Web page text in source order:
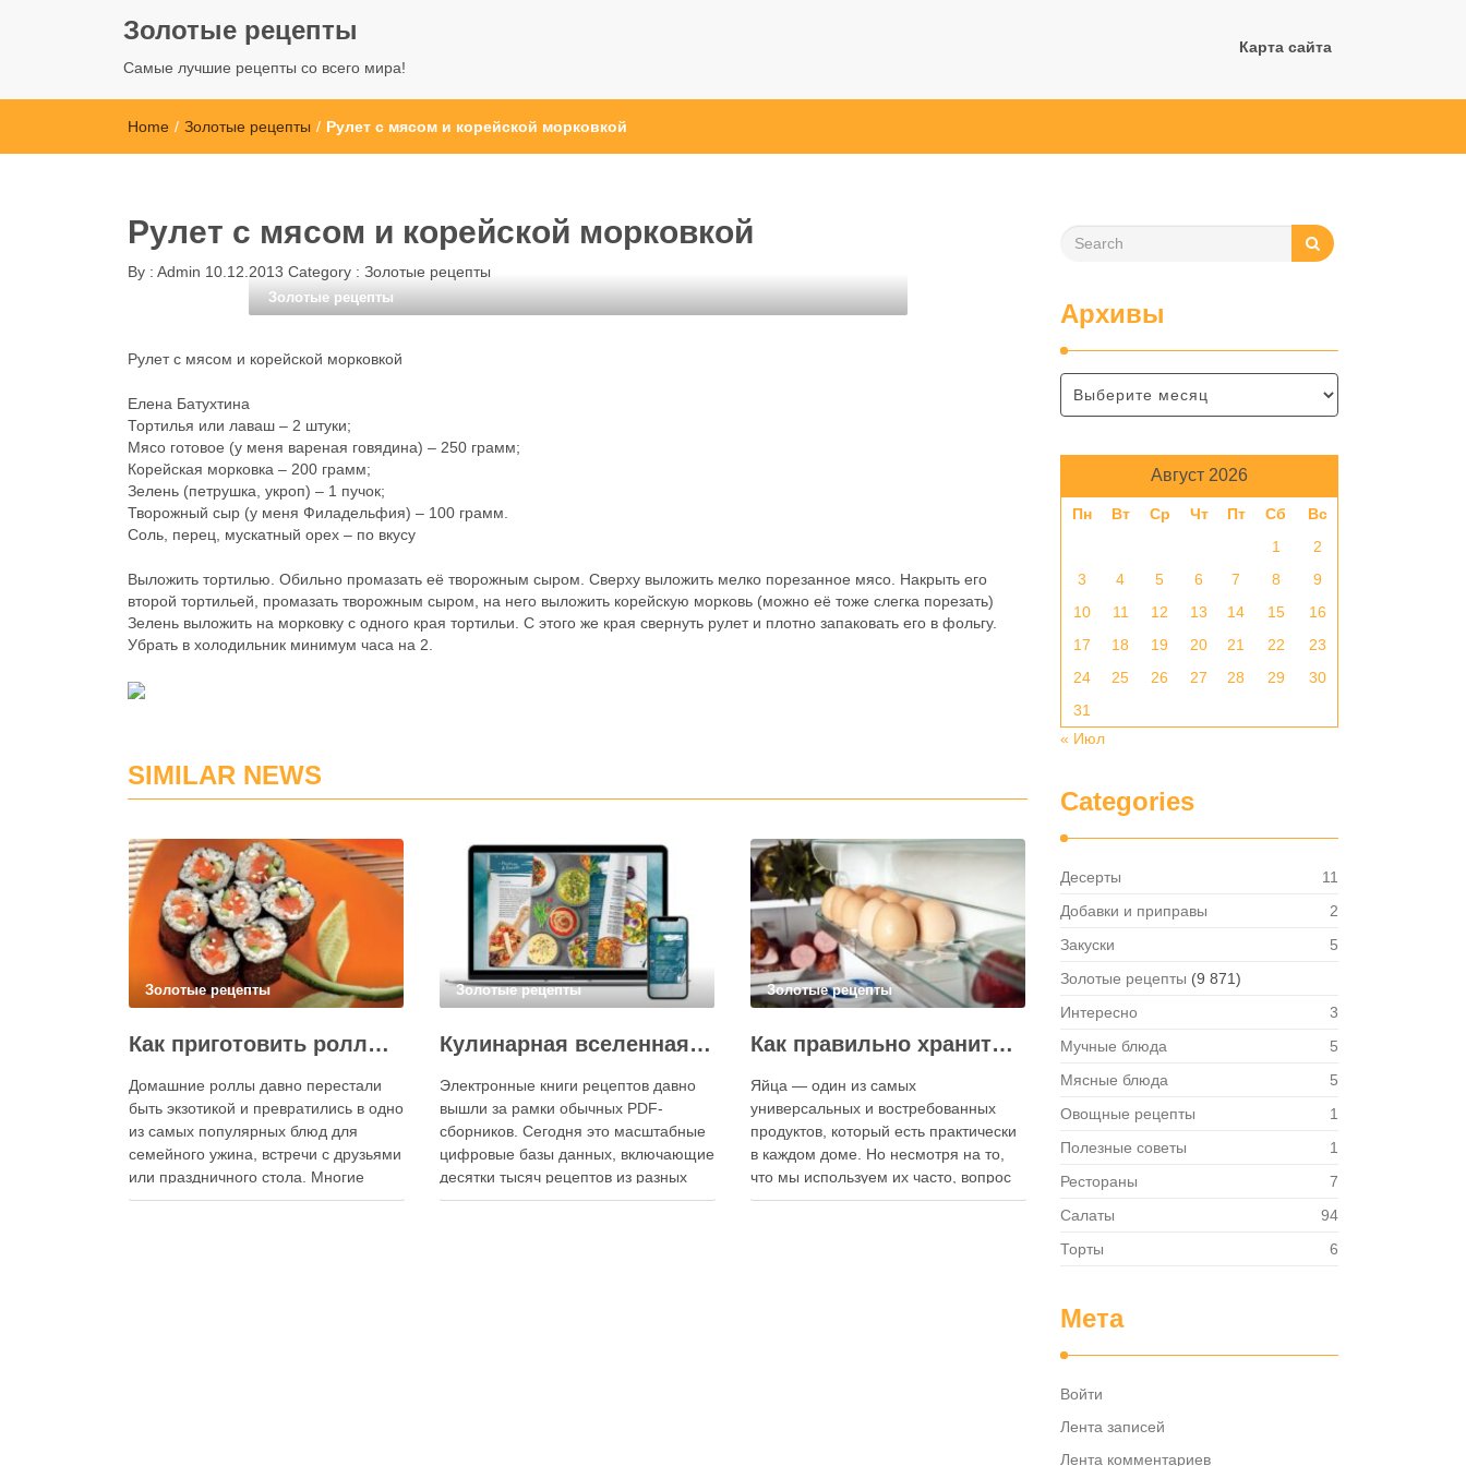
Золотые рецепты
Самые лучшие рецепты со всего мира!
Карта сайта
Home / Золотые рецепты / Рулет с мясом и корейской морковкой
Рулет с мясом и корейской морковкой
By : Admin 10.12.2013 Category : Золотые рецепты
Золотые рецепты
Рулет с мясом и корейской морковкой
Елена Батухтина
Тортилья или лаваш – 2 штуки;
Мясо готовое (у меня вареная говядина) – 250 грамм;
Корейская морковка – 200 грамм;
Зелень (петрушка, укроп) – 1 пучок;
Творожный сыр (у меня Филадельфия) – 100 грамм.
Соль, перец, мускатный орех – по вкусу
Выложить тортилью. Обильно промазать её творожным сыром. Сверху выложить мелко порезанное мясо. Накрыть его
второй тортильей, промазать творожным сыром, на него выложить корейскую морковь (можно её тоже слегка порезать)
Зелень выложить на морковку с одного края тортильи. С этого же края свернуть рулет и плотно запаковать его в фольгу.
Убрать в холодильник минимум часа на 2.
SIMILAR NEWS
Золотые рецепты
Как приготовить роллы в домашних условиях?
Домашние роллы давно перестали
быть экзотикой и превратились в одно
из самых популярных блюд для
семейного ужина, встречи с друзьями
или праздничного стола. Многие
считают, что приготовление японских
Золотые рецепты
Кулинарная вселенная в цифре: топ-3 самых больших электронных книг рецептов
Электронные книги рецептов давно
вышли за рамки обычных PDF-
сборников. Сегодня это масштабные
цифровые базы данных, включающие
десятки тысяч рецептов из разных
стран мира, с подробными
Золотые рецепты
Как правильно хранить яйца: в холодильнике или на полке?
Яйца — один из самых
универсальных и востребованных
продуктов, который есть практически
в каждом доме. Но несмотря на то,
что мы используем их часто, вопрос
хранения остаётся актуальным: где
Архивы
Август 2026
Пн Вт Ср Чт Пт Сб
Вс
1
2
3
4 5 6 7 8
9
10
11 12 13 14 15
16
17
18 19 20 21 22
23
24
25 26 27 28 29
30
31
« Июл
Categories
Десерты
11
Добавки и приправы
2
Закуски
5
Золотые рецепты (9 871)
Интересно
3
Мучные блюда
5
Мясные блюда
5
Овощные рецепты
1
Полезные советы
1
Рестораны
7
Салаты
94
Торты
6
Мета
Войти
Лента записей
Лента комментариев